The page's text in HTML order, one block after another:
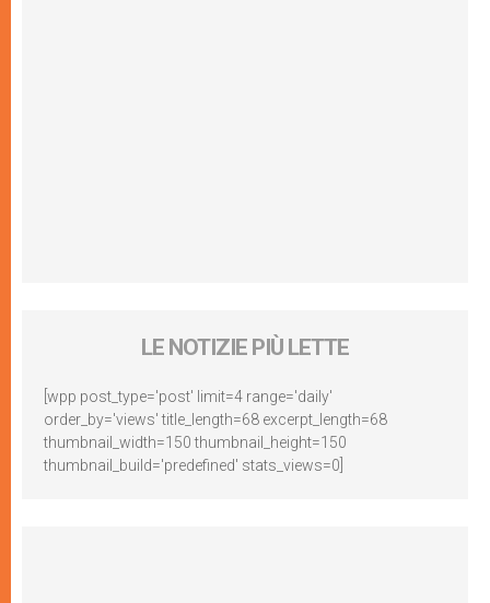
LE NOTIZIE PIÙ LETTE
[wpp post_type='post' limit=4 range='daily'
order_by='views' title_length=68 excerpt_length=68
thumbnail_width=150 thumbnail_height=150
thumbnail_build='predefined' stats_views=0]